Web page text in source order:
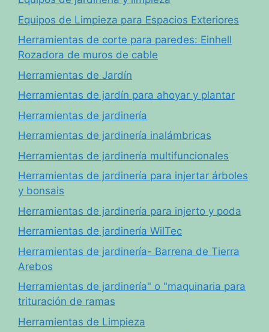
Equipos de Limpieza para Espacios Exteriores
Herramientas de corte para paredes: Einhell
Rozadora de muros de cable
Herramientas de Jardín
Herramientas de jardín para ahoyar y plantar
Herramientas de jardinería
Herramientas de jardinería inalámbricas
Herramientas de jardinería multifuncionales
Herramientas de jardinería para injertar árboles
y bonsais
Herramientas de jardinería para injerto y poda
Herramientas de jardinería WilTec
Herramientas de jardinería- Barrena de Tierra
Arebos
Herramientas de jardinería" o "maquinaria para
trituración de ramas
Herramientas de Limpieza